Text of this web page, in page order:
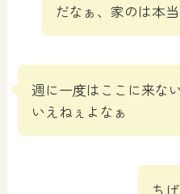
だなぁ、家のは本
週に一度はここに来な
いえねぇよなぁ
ち